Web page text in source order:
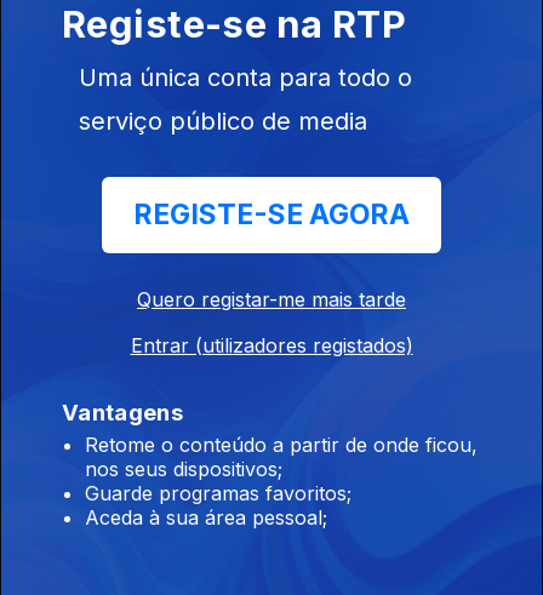
28 jul. 2026
Registe-se na RTP
Uma única conta para todo o
serviço público de media
REGISTE-SE AGORA
Quero registar-me mais tarde
Entrar (utilizadores registados)
Vantagens
Retome o conteúdo a partir de onde ficou,
nos seus dispositivos;
Guarde programas favoritos;
Aceda à sua área pessoal;